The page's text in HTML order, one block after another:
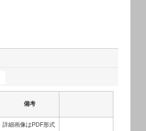
備考
詳細画像はPDF形式